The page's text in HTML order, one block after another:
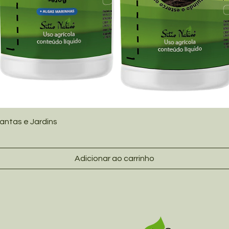
e Jardins
Adicionar ao carrinho